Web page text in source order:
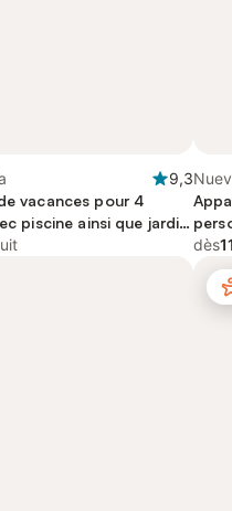
9,3
vacances pour 4
piscine ainsi que jardin
dès